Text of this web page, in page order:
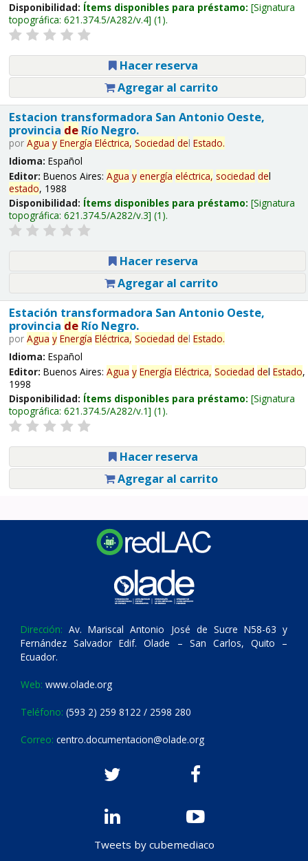
Disponibilidad: Ítems disponibles para préstamo: Signatura
topográfica: 621.374.5/A282/v.4 (1).
Hacer reserva
Agregar al carrito
Estacion transformadora San Antonio Oeste,
provincia deRío Negro.
por Agua y Energía Eléctrica, Sociedad del Estado.
Idioma: Español
Editor: Buenos Aires: Agua y energía eléctrica, sociedad del
estado, 1988
Disponibilidad: Ítems disponibles para préstamo: Signatura
topográfica: 621.374.5/A282/v.3 (1).
Hacer reserva
Agregar al carrito
Estación transformadora San Antonio Oeste,
provincia deRío Negro.
por Agua y Energía Eléctrica, Sociedad del Estado.
Idioma: Español
Editor: Buenos Aires: Agua y Energía Eléctrica, Sociedad del Estado,
1998
Disponibilidad: Ítems disponibles para préstamo: Signatura
topográfica: 621.374.5/A282/v.1 (1).
Hacer reserva
Agregar al carrito
Dirección: Av. Mariscal Antonio José de Sucre N58-63 y
Fernández Salvador Edif. Olade – San Carlos, Quito –
Ecuador.
Web: www.olade.org
Teléfono: (593 2) 259 8122 / 2598 280
Correo: centro.documentacion@olade.org
Tweets by cubemediaco